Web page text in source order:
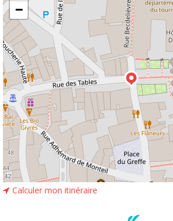
−
Calculer mon itinéraire